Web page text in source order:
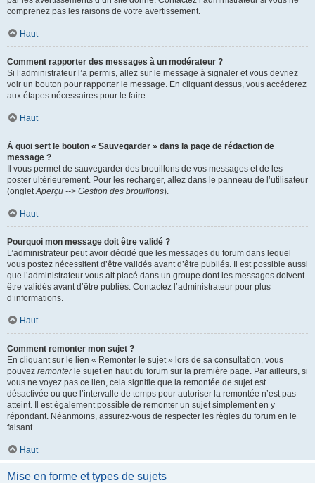
comprenez pas les raisons de votre avertissement.
Haut
Comment rapporter des messages à un modérateur ?
Si l’administrateur l’a permis, allez sur le message à signaler et vous devriez
voir un bouton pour rapporter le message. En cliquant dessus, vous accéderez
aux étapes nécessaires pour le faire.
Haut
À quoi sert le bouton « Sauvegarder » dans la page de rédaction de
message ?
Il vous permet de sauvegarder des brouillons de vos messages et de les
poster ultérieurement. Pour les recharger, allez dans le panneau de l’utilisateur
(ongletAperçu --> Gestion des brouillons).
Haut
Pourquoi mon message doit être validé ?
L’administrateur peut avoir décidé que les messages du forum dans lequel
vous postez nécessitent d’être validés avant d’être publiés. Il est possible aussi
que l’administrateur vous ait placé dans un groupe dont les messages doivent
être validés avant d’être publiés. Contactez l’administrateur pour plus
d’informations.
Haut
Comment remonter mon sujet ?
En cliquant sur le lien « Remonter le sujet » lors de sa consultation, vous
pouvez remonterle sujet en haut du forum sur la première page. Par ailleurs, si
vous ne voyez pas ce lien, cela signifie que la remontée de sujet est
désactivée ou que l’intervalle de temps pour autoriser la remontée n’est pas
atteint. Il est également possible de remonter un sujet simplement en y
répondant. Néanmoins, assurez-vous de respecter les règles du forum en le
faisant.
Haut
Mise en forme et types de sujets